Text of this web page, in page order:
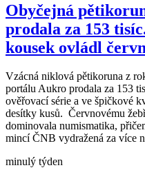
Obyčejná
prodala za 153
kousek ovládl
Vzácná niklová pětikoruna z
portálu Aukro prodala za 153
ověřovací série a ve špičkové
desítky kusů. Červnovému
dominovala numismatika,
mincí ČNB vydražená za více
minulý týden